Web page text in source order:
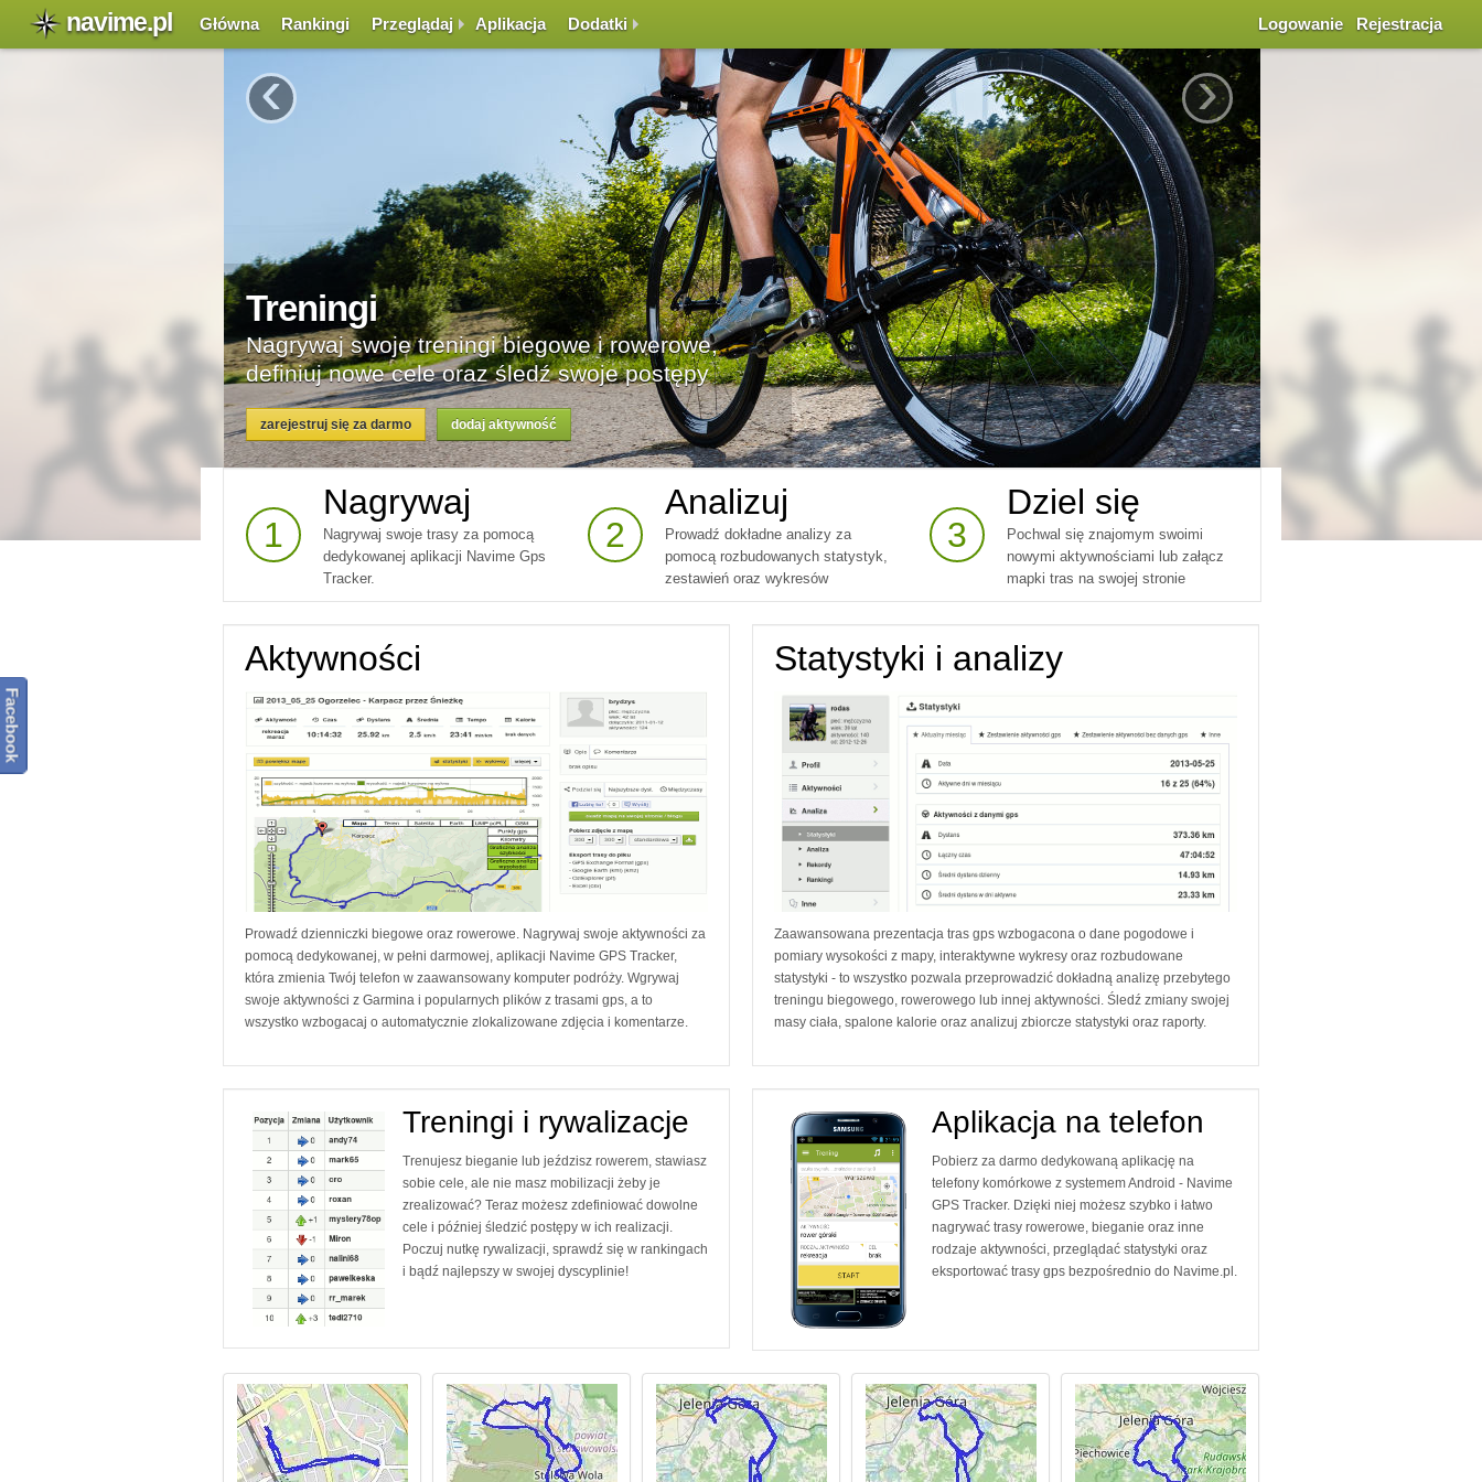
navime.pl Główna Rankingi Przeglądaj Aplikacja Dodatki Logowanie Rejestracja
biegowe i rowerowe,
śledź swoje postępy
Rywalizacje
Rywalizuj z innymi, sprawdź się w rankingach
wybranych dyscyplin oraz ogólnej aktywności
zarejestruj się za darmo dodaj trasę
‹ ›
1
Nagrywaj
Nagrywaj swoje trasy za pomocą
dedykowanej aplikacji Navime Gps
Tracker.
2
Analizuj
Prowadź dokładne analizy za
pomocą rozbudowanych statystyk,
zestawień oraz wykresów
3
Dziel się
Pochwal się znajomym swoimi
nowymi aktywnościami lub załącz
mapki tras na swojej stronie
Aktywności
Prowadź dzienniczki biegowe oraz rowerowe. Nagrywaj swoje aktywności za
pomocą dedykowanej, w pełni darmowej, aplikacji Navime GPS Tracker,
która zmienia Twój telefon w zaawansowany komputer podróży. Wgrywaj
swoje aktywności z Garmina i popularnych plików z trasami gps, a to
wszystko wzbogacaj o automatycznie zlokalizowane zdjęcia i komentarze.
Statystyki i analizy
Zaawansowana prezentacja tras gps wzbogacona o dane pogodowe i
pomiary wysokości z mapy, interaktywne wykresy oraz rozbudowane
statystyki - to wszystko pozwala przeprowadzić dokładną analizę przebytego
treningu biegowego, rowerowego lub innej aktywności. Śledź zmiany swojej
masy ciała, spalone kalorie oraz analizuj zbiorcze statystyki oraz raporty.
Treningi i rywalizacje
Trenujesz bieganie lub jeździsz rowerem, stawiasz
sobie cele, ale nie masz mobilizacji żeby je
zrealizować? Teraz możesz zdefiniować dowolne
cele i później śledzić postępy w ich realizacji.
Poczuj nutkę rywalizacji, sprawdź się w rankingach
i bądź najlepszy w swojej dyscyplinie!
Aplikacja na telefon
Pobierz za darmo dedykowaną aplikację na
telefony komórkowe z systemem Android - Navime
GPS Tracker. Dzięki niej możesz szybko i łatwo
nagrywać trasy rowerowe, bieganie oraz inne
rodzaje aktywności, przeglądać statystyki oraz
eksportować trasy gps bezpośrednio do Navime.pl.
Facebook